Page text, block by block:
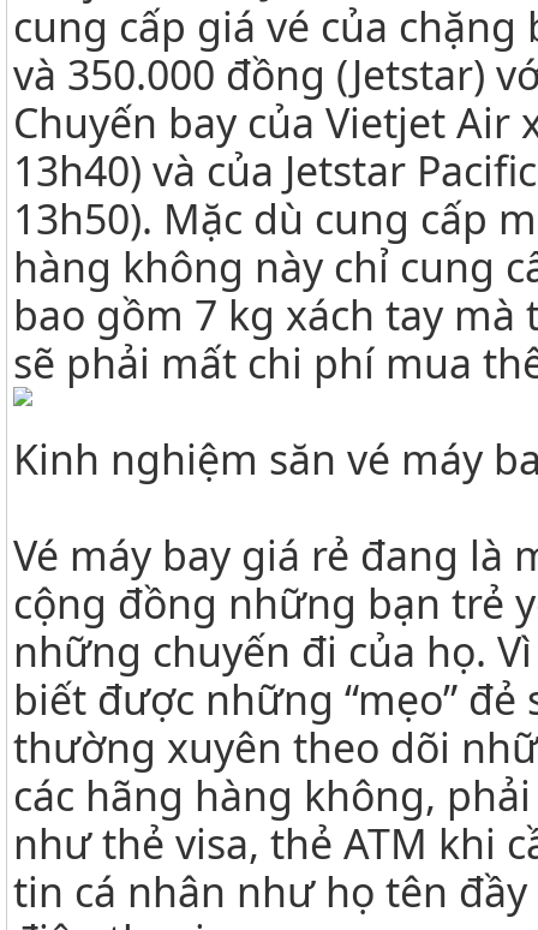
cung cấp giá vé của
và 350.000 đồng (Jetstar)
Chuyến bay của Vietjet Air
13h40) và của Jetstar
13h50). Mặc dù cung cấp
hàng không này chỉ cung
bao gồm 7 kg xách tay
sẽ phải mất chi phí mua
Kinh nghiệm săn vé máy
Vé máy bay giá rẻ đang
cộng đồng những bạn trẻ
những chuyến đi của họ.
biết được những “mẹo”
thường xuyên theo dõi
các hãng hàng không,
như thẻ visa, thẻ ATM khi
tin cá nhân như họ tên